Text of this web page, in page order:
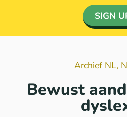
SIGN
Archief NL,
Bewust